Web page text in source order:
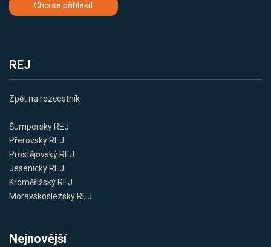
Chci se přihlásit
REJ
Zpět na rozcestník
Šumperský REJ
Přerovský REJ
Prostějovský REJ
Jesenický REJ
Kroměřížský REJ
Moravskoslezský REJ
Nejnovější